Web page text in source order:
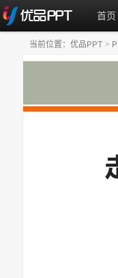
首页
当前位置： 优品PPT >